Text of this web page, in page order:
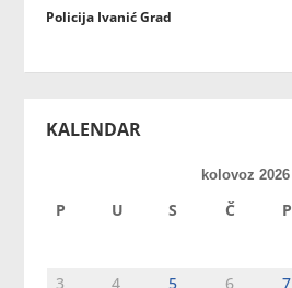
Policija Ivanić Grad
KALENDAR
kolovoz 2026
P U S Č P
3
4 5 6 7